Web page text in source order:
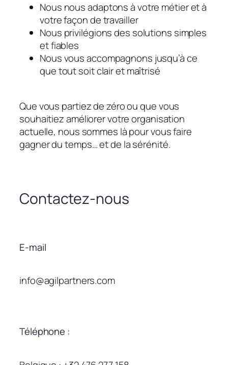
Nous nous adaptons à votre métier et à
votre façon de travailler
Nous privilégions des solutions simples
et fiables
Nous vous accompagnons jusqu’à ce
que tout soit clair et maîtrisé
Que vous partiez de zéro ou que vous
souhaitiez améliorer votre organisation
actuelle, nous sommes là pour vous faire
gagner du temps… et de la sérénité.
Contactez-nous
E-mail
info@agilpartners.com
Téléphone :